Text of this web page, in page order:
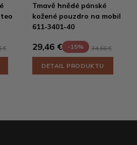
€
Tmavě hnědé pánské
kožené pouzdro na mobil
611-3401-40
29,46 € -15% 34,66 €
DETAIL PRODUKTU